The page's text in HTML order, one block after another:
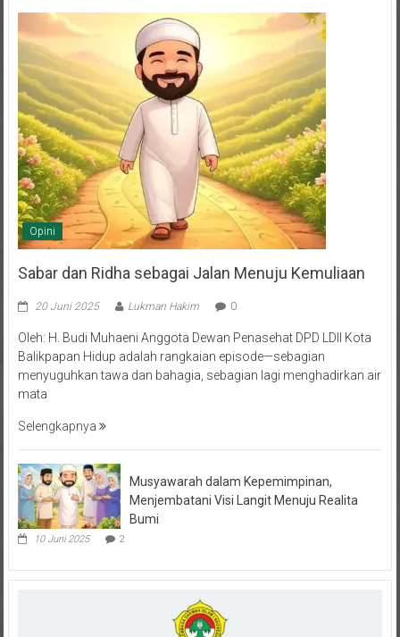
Opini
Sabar dan Ridha sebagai Jalan Menuju Kemuliaan
Balikpapan Hidup adalah rangkaian episode—sebagian
menyuguhkan tawa dan bahagia, sebagian lagi menghadirkan air
mata
Menjembatani Visi Langit Menuju Realita
Bumi
10 Juni 2025 2